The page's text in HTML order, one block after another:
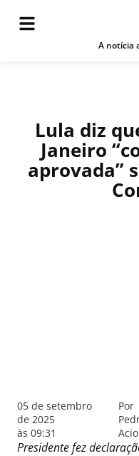
A notícia
Lula diz
Janeiro
aprovada”
05 de setembro
de 2025
às 09:31
Por
Presidente fez